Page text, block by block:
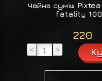
Чайна суміш
fatality
220
< >